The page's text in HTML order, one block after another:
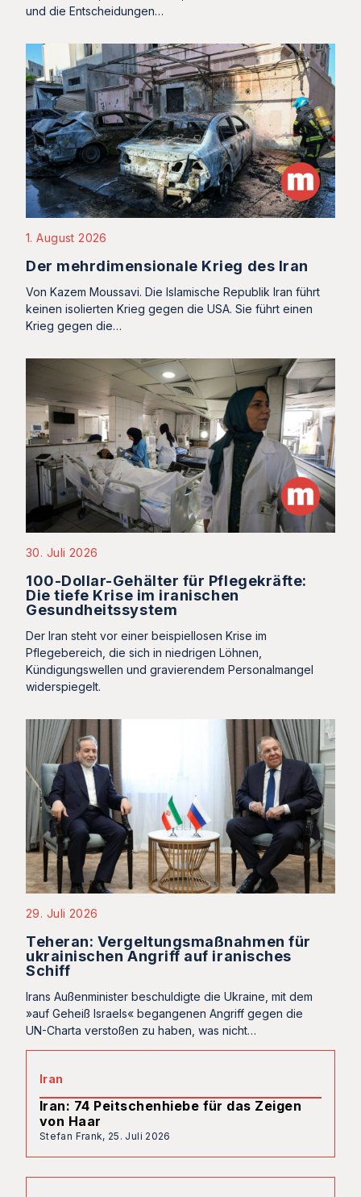
und die Entscheidungen…
1. August 2026
Der mehrdimensionale Krieg des Iran
Von Kazem Moussavi. Die Islamische Republik Iran führt
keinen isolierten Krieg gegen die USA. Sie führt einen
Krieg gegen die…
30. Juli 2026
100-Dollar-Gehälter für Pflegekräfte:
Die tiefe Krise im iranischen
Gesundheitssystem
Der Iran steht vor einer beispiellosen Krise im
Pflegebereich, die sich in niedrigen Löhnen,
Kündigungswellen und gravierendem Personalmangel
widerspiegelt.
29. Juli 2026
Teheran: Vergeltungsmaßnahmen für
ukrainischen Angriff auf iranisches
Schiff
Irans Außenminister beschuldigte die Ukraine, mit dem
»auf Geheiß Israels« begangenen Angriff gegen die
UN-Charta verstoßen zu haben, was nicht…
Iran
Iran: 74 Peitschenhiebe für das Zeigen
von Haar
Stefan Frank, 25. Juli 2026